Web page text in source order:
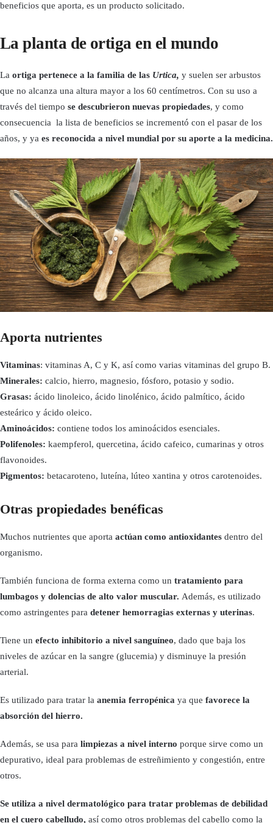
beneficios que aporta, es un producto solicitado.
La planta de ortiga en el mundo
La ortiga pertenece a la familia de las Urtica, y suelen ser arbustos
que no alcanza una altura mayor a los 60 centímetros. Con su uso a
través del tiempo se descubrieron nuevas propiedades, y como
consecuencia la lista de beneficios se incrementó con el pasar de los
años, y ya es reconocida a nivel mundial por su aporte a la medicina.
Aporta nutrientes
Vitaminas: vitaminas A, C y K, así como varias vitaminas del grupo B.
Minerales: calcio, hierro, magnesio, fósforo, potasio y sodio.
Grasas: ácido linoleico, ácido linolénico, ácido palmítico, ácido
esteárico y ácido oleico.
Aminoácidos: contiene todos los aminoácidos esenciales.
Polifenoles: kaempferol, quercetina, ácido cafeico, cumarinas y otros
flavonoides.
Pigmentos: betacaroteno, luteína, lúteo xantina y otros carotenoides.
Otras propiedades benéficas
Muchos nutrientes que aporta actúan como antioxidantes dentro del
organismo.
También funciona de forma externa como un tratamiento para
lumbagos y dolencias de alto valor muscular. Además, es utilizado
como astringentes para detener hemorragias externas y uterinas.
Tiene un efecto inhibitorio a nivel sanguíneo, dado que baja los
niveles de azúcar en la sangre (glucemia) y disminuye la presión
arterial.
Es utilizado para tratar la anemia ferropénica ya que favorece la
absorción del hierro.
Además, se usa para limpiezas a nivel interno porque sirve como un
depurativo, ideal para problemas de estreñimiento y congestión, entre
otros.
Se utiliza a nivel dermatológico para tratar problemas de debilidad
en el cuero cabelludo, así como otros problemas del cabello como la